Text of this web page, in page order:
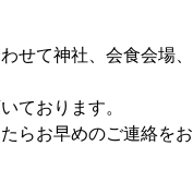
せて神社、会食会場、
ております。
らお早めのご連絡をお